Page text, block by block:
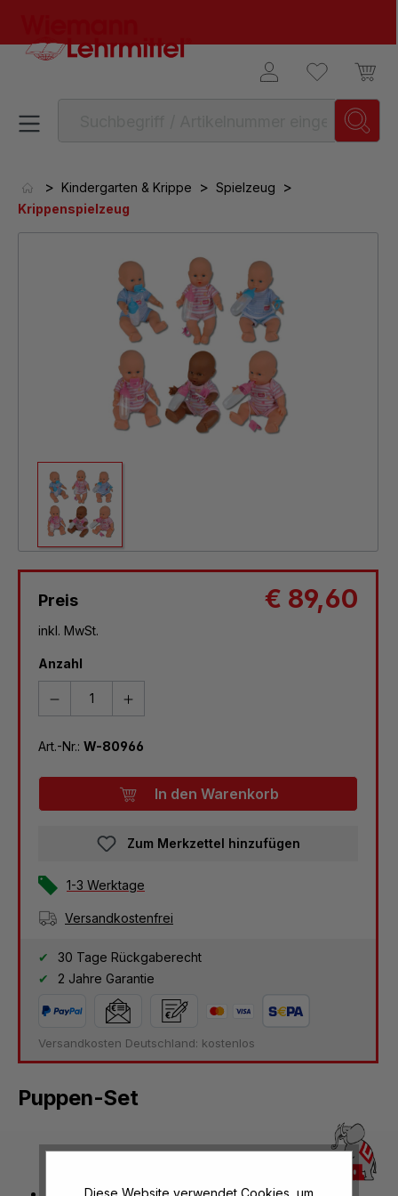
> Kindergarten & Krippe > Spielzeug >
Krippenspielzeug
Preis € 89,60
inkl. MwSt.
Anzahl
Art.-Nr.: W-80966
In den Warenkorb
Zum Merkzettel hinzufügen
1-3 Werktage
Versandkostenfrei
30 Tage Rückgaberecht
2 Jahre Garantie
Versandkosten Deutschland: kostenlos
Puppen-Set
Diese Website verwendet Cookies, um